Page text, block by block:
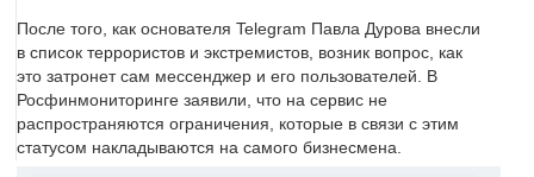
После того, как основателя Telegram Павла Дурова внесли
в список террористов и экстремистов, возник вопрос, как
это затронет сам мессенджер и его пользователей. В
Росфинмониторинге заявили, что на сервис не
распространяются ограничения, которые в связи с этим
статусом накладываются на самого бизнесмена.